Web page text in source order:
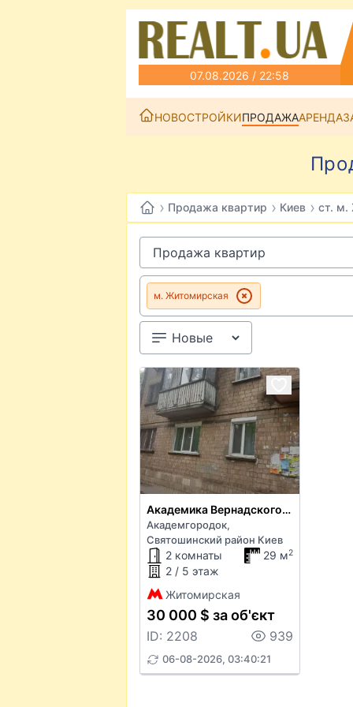
07.08.2026 / 22:58
НОВОСТРОЙКИПРОДАЖААРЕНДА
› Продажа квартир › Киев › ст. м.
м. Житомирская
Академика Вернадского бульв. 63
Академгородок,
Святошинский район Киев
2 комнаты 29 м2
2 / 5 этаж
Житомирская
30 000 $ за об'єкт
ID: 2208 939
06-08-2026, 03:40:21